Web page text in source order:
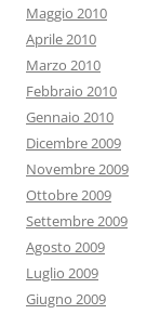
Maggio 2010
Aprile 2010
Marzo 2010
Febbraio 2010
Gennaio 2010
Dicembre 2009
Novembre 2009
Ottobre 2009
Settembre 2009
Agosto 2009
Luglio 2009
Giugno 2009